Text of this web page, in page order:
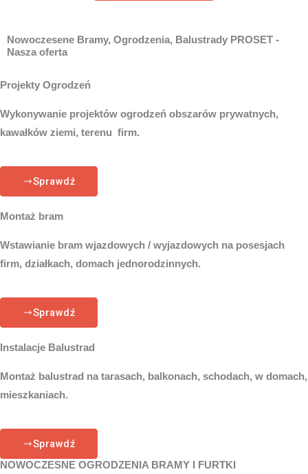
Nowoczesene Bramy, Ogrodzenia, Balustrady PROSET -
Nasza oferta
Projekty Ogrodzeń
Wykonywanie projektów ogrodzeń obszarów prywatnych,
kawałków ziemi, terenu firm.
Sprawdź
Montaż bram
Wstawianie bram wjazdowych / wyjazdowych na posesjach
firm, działkach, domach jednorodzinnych.
Sprawdź
Instalacje Balustrad
Montaż balustrad na tarasach, balkonach, schodach, w domach,
mieszkaniach.
Sprawdź
NOWOCZESNE OGRODZENIA BRAMY I FURTKI